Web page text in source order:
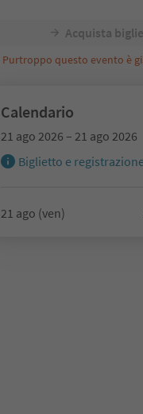
Acquista
Purtroppo questo evento è
Calendario
21 ago 2026 – 21 ago 2026
Biglietto e
21 ago (ven)